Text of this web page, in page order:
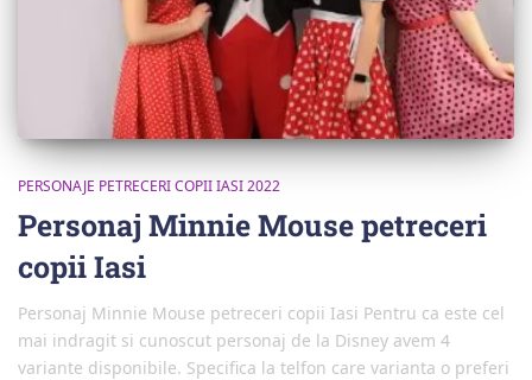
PERSONAJE PETRECERI COPII IASI 2022
Personaj Minnie Mouse petreceri
copii Iasi
Personaj Minnie Mouse petreceri copii Iasi Pentru ca este cel
mai indragit si cunoscut personaj de la Disney avem 4
variante disponibile. Specifica la telfon care varianta o preferi